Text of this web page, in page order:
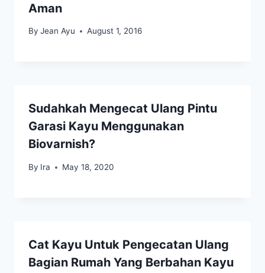
Aman
By Jean Ayu August 1, 2016
Sudahkah Mengecat Ulang Pintu
Garasi Kayu Menggunakan
Biovarnish?
By Ira May 18, 2020
Cat Kayu Untuk Pengecatan Ulang
Bagian Rumah Yang Berbahan Kayu